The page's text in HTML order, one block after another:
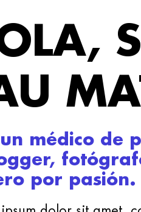
médico de
por pasión.